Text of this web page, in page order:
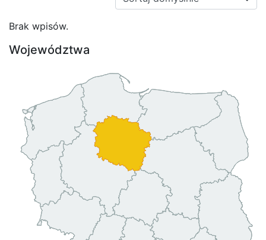
Brak wpisów.
Województwa